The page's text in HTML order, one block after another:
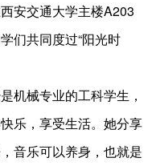
安交通大学主楼A203
们共同度过“阳光时
机械专业的工科学生，
乐，享受生活。她分享
音乐可以养身，也就是